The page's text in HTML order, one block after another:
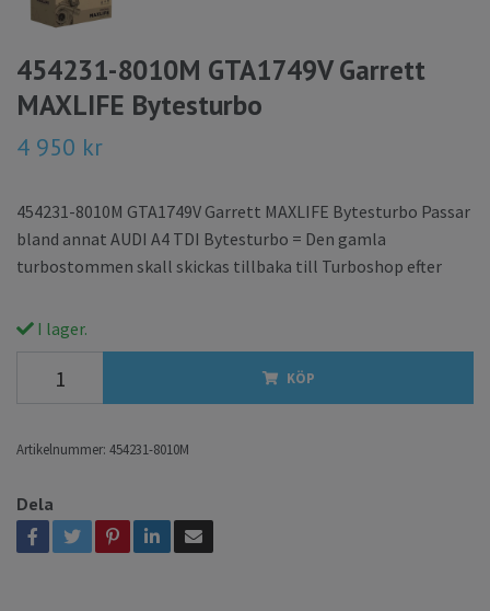
454231-8010M GTA1749V Garrett
MAXLIFE Bytesturbo
4 950 kr
454231-8010M GTA1749V Garrett MAXLIFE Bytesturbo Passar
bland annat AUDI A4 TDI Bytesturbo = Den gamla
turbostommen skall skickas tillbaka till Turboshop efter
I lager.
KÖP
Artikelnummer: 454231-8010M
Dela